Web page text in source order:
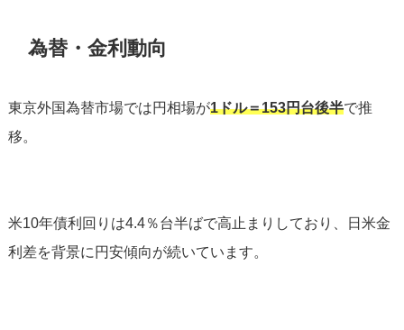
為替・金利動向
東京外国為替市場では円相場が1ドル＝153円台後半で推
移。
米10年債利回りは4.4％台半ばで高止まりしており、日米金
利差を背景に円安傾向が続いています。